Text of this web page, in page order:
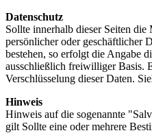
Datenschutz
Sollte innerhalb dieser Seiten
persönlicher oder geschäftlicher
bestehen, so erfolgt die Angabe
ausschließlich freiwilliger Basis.
Verschlüsselung dieser Daten.
Hinweis
Hinweis auf die sogenannte
gilt Sollte eine oder mehrere